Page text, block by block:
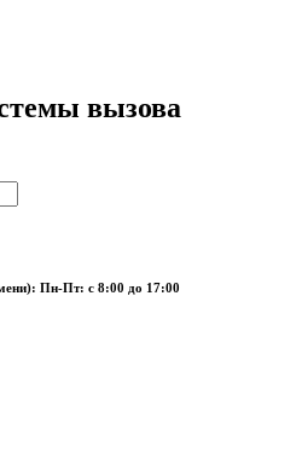
вызова
Пн-Пт: с 8:00 до 17:00